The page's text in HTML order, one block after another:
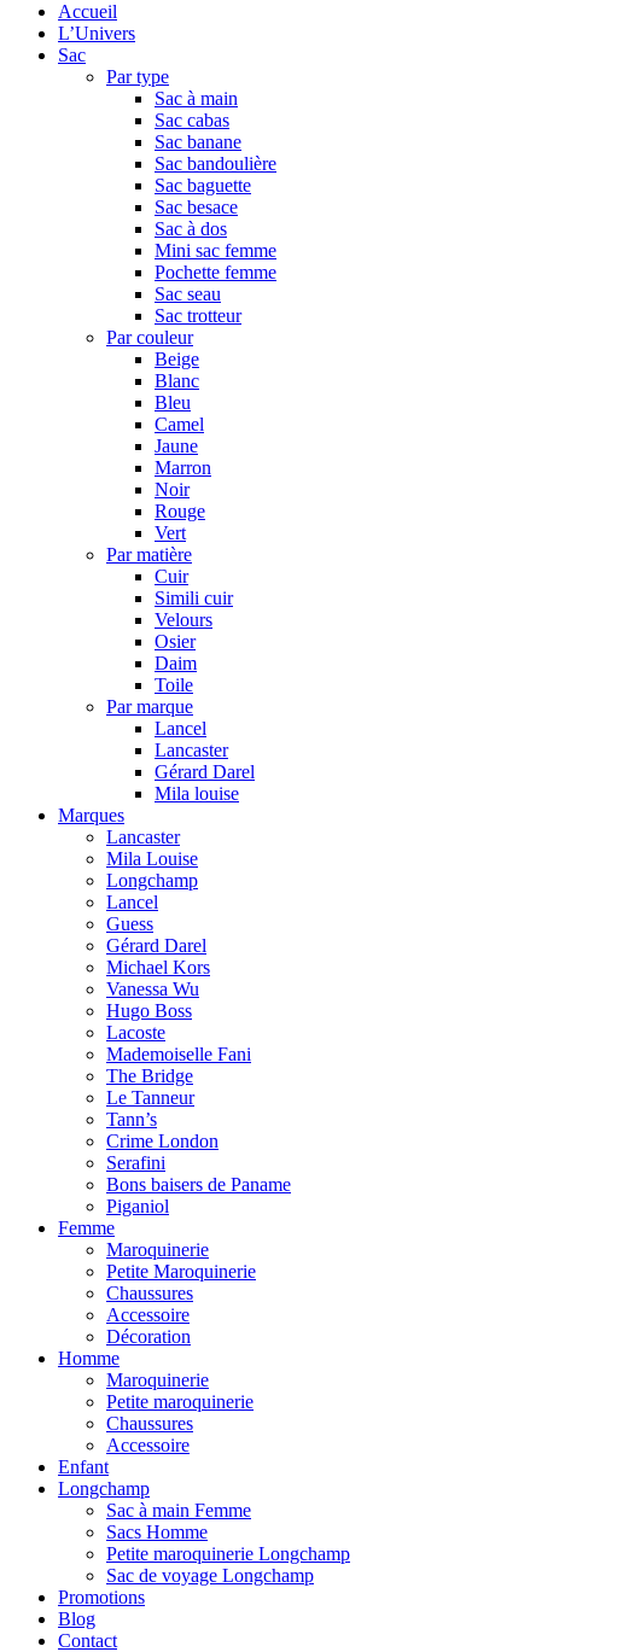
Accueil
L’Univers
Sac
Par type
Sac à main
Sac cabas
Sac banane
Sac bandoulière
Sac baguette
Sac besace
Sac à dos
Mini sac femme
Pochette femme
Sac seau
Sac trotteur
Par couleur
Beige
Blanc
Bleu
Camel
Jaune
Marron
Noir
Rouge
Vert
Par matière
Cuir
Simili cuir
Velours
Osier
Daim
Toile
Par marque
Lancel
Lancaster
Gérard Darel
Mila louise
Marques
Lancaster
Mila Louise
Longchamp
Lancel
Guess
Gérard Darel
Michael Kors
Vanessa Wu
Hugo Boss
Lacoste
Mademoiselle Fani
The Bridge
Le Tanneur
Tann’s
Crime London
Serafini
Bons baisers de Paname
Piganiol
Femme
Maroquinerie
Petite Maroquinerie
Chaussures
Accessoire
Décoration
Homme
Maroquinerie
Petite maroquinerie
Chaussures
Accessoire
Enfant
Longchamp
Sac à main Femme
Sacs Homme
Petite maroquinerie Longchamp
Sac de voyage Longchamp
Promotions
Blog
Contact